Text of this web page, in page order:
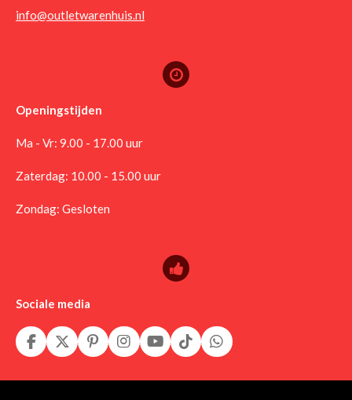
info@outletwarenhuis.nl
Openingstijden
Ma - Vr: 9.00 - 17.00 uur
Zaterdag: 10.00 - 15.00 uur
Zondag: Gesloten
Sociale media
F
a
X
P
i
I
n
Y
o
T
i
W
h